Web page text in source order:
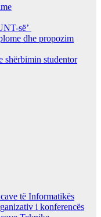
së’
dhe propozim
shërbimin studentor
të Informatikës
i konferencës